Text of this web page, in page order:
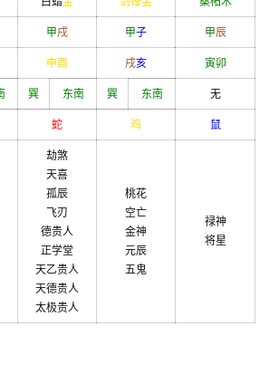
甲戌 甲子 甲辰
申酉 戌亥 寅卯
巽 东南 巽 东南 无
蛇 鸡 鼠
劫煞
天喜
孤辰
飞刃
德贵人
正学堂
天乙贵人
天德贵人
太极贵人
桃花
空亡
金神
元辰
五鬼
禄神
将星